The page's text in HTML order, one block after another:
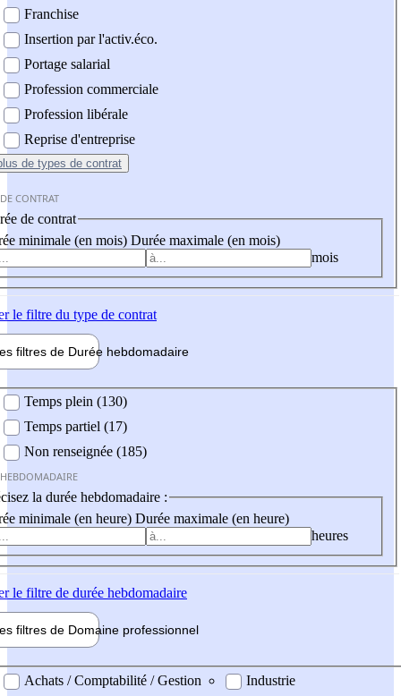
Franchise
Insertion par l'activ.éco.
Portage salarial
Profession commerciale
Profession libérale
Reprise d'entreprise
de types de contrat
CONTRAT
de contrat
minimale (en mois) Durée maximale (en mois)
mois
le filtre du type de contrat
filtres de Durée hebdomadaire
Temps plein (130)
Temps partiel (17)
Non renseignée (185)
la durée hebdomadaire :
minimale (en heure) Durée maximale (en heure)
heures
le filtre de durée hebdomadaire
filtres de Domaine professionnel
professionel
Achats / Comptabilité / Gestion
Industrie